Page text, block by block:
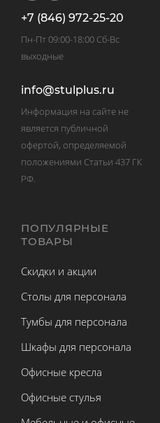
+7 (846) 972-25-20
Пн-Пт 09:00-18:00 Сб-Вс
выходные
info@stulplus.ru
Информация на сайте не
является публичной
офертой, определяемой
положениями Статьи 437 ГК
РФ.
ПОПУЛЯРНЫЕ
ТОВАРЫ
Скидки и акции
Столы для персонала
Тумбы для персонала
Шкафы для персонала
Офисные кресла
Офисные стулья